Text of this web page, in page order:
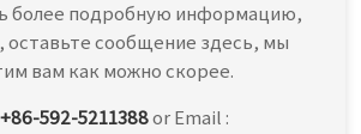
более подробную информацию,
оставьте сообщение здесь, мы
вам как можно скорее.
+86-592-5211388or Email :